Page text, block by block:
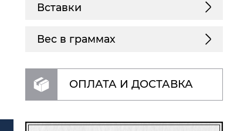
Вставки
Вес в граммах
ОПЛАТА И ДОСТАВКА